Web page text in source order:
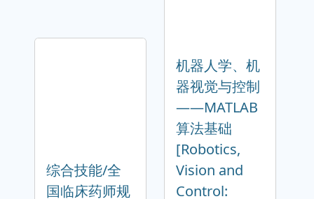
综合技能/全
国临床药师规
机器人学、机
器视觉与控制
――MATLAB
算法基础
[Robotics,
Vision and
Control: